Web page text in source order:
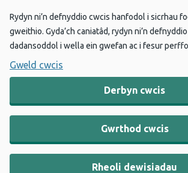
Rydyn ni’n defnyddio cwcis hanfodol i sicrhau
gweithio. Gyda’ch caniatâd, rydyn ni’n
dadansoddol i wella ein gwefan ac i fesur
Gweld cwcis
Derbyn cwcis
Gwrthod cwcis
Rheoli dewisiadau